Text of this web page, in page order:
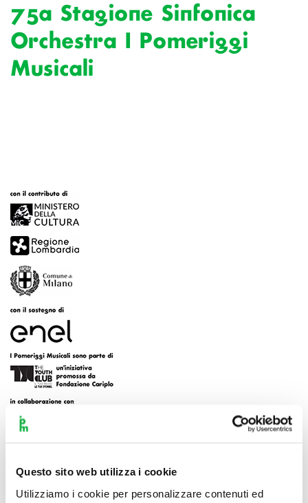
Questo sito web utilizza i cookie
Utilizziamo i cookie per personalizzare contenuti ed
75a Stagione Sinfonica
Orchestra I Pomeriggi
Musicali